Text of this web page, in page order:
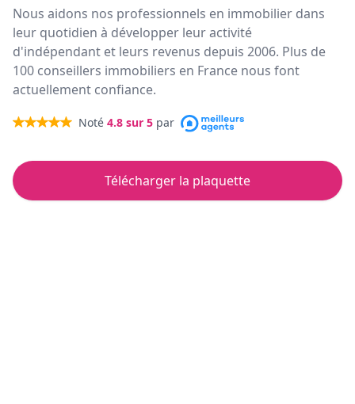
Nous aidons nos professionnels en immobilier dans
leur quotidien à développer leur activité
d'indépendant et leurs revenus depuis 2006. Plus de
100 conseillers immobiliers en France nous font
actuellement confiance.
Noté 4.8 sur 5 par
Télécharger la plaquette